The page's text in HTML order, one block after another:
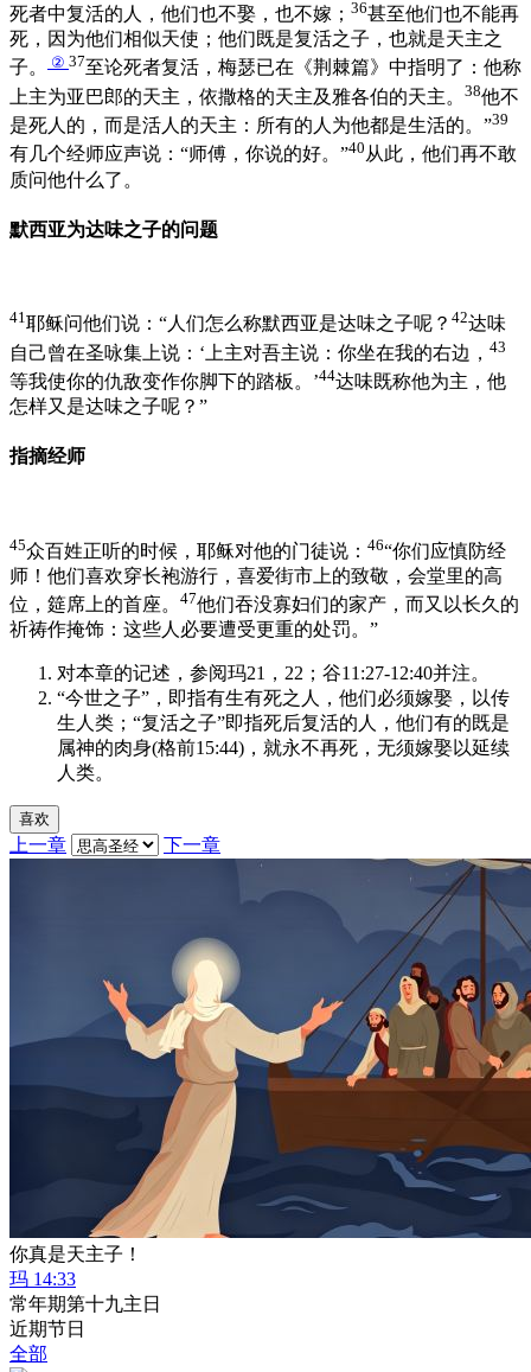
死者中复活的人，他们也不娶，也不嫁； 36甚至他们也不能再
死，因为他们相似天使；他们既是复活之子，也就是天主之
子。
② 37至论死者复活，梅瑟已在《荆棘篇》中指明了：他称
上主为亚巴郎的天主，依撒格的天主及雅各伯的天主。 38他不
是死人的，而是活人的天主：所有的人为他都是生活的。”39
有几个经师应声说：“师傅，你说的好。”40从此，他们再不敢
质问他什么了。
默西亚为达味之子的问题
41耶稣问他们说：“人们怎么称默西亚是达味之子呢？ 42达味
自己曾在圣咏集上说：‘上主对吾主说：你坐在我的右边， 43
等我使你的仇敌变作你脚下的踏板。’44达味既称他为主，他
怎样又是达味之子呢？”
指摘经师
45众百姓正听的时候，耶稣对他的门徒说： 46“你们应慎防经
师！他们喜欢穿长袍游行，喜爱街市上的致敬，会堂里的高
位，筵席上的首座。 47他们吞没寡妇们的家产，而又以长久的
祈祷作掩饰：这些人必要遭受更重的处罚。”
对本章的记述，参阅玛21，22；谷11:27-12:40并注。
“今世之子”，即指有生有死之人，他们必须嫁娶，以传
生人类；“复活之子”即指死后复活的人，他们有的既是
属神的肉身(格前15:44)，就永不再死，无须嫁娶以延续
人类。
喜欢
上一章 下一章
你真是天主子！
玛 14:33
常年期第十九主日
近期节日
全部